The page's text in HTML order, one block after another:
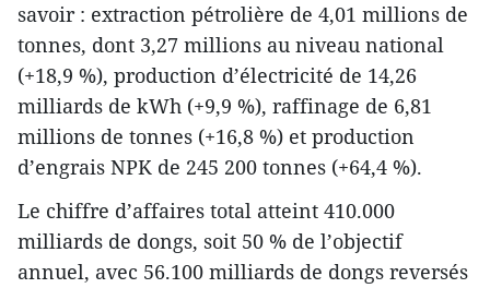
savoir : extraction pétrolière de 4,01 millions de
tonnes, dont 3,27 millions au niveau national
(+18,9 %), production d’électricité de 14,26
milliards de kWh (+9,9 %), raffinage de 6,81
millions de tonnes (+16,8 %) et production
d’engrais NPK de 245 200 tonnes (+64,4 %).
Le chiffre d’affaires total atteint 410.000
milliards de dongs, soit 50 % de l’objectif
annuel, avec 56.100 milliards de dongs reversés